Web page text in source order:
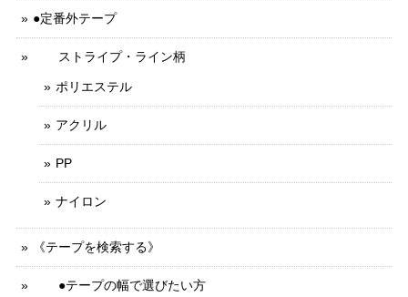
●定番外テープ
ストライプ・ライン柄
ポリエステル
アクリル
PP
ナイロン
《テープを検索する》
●テープの幅で選びたい方